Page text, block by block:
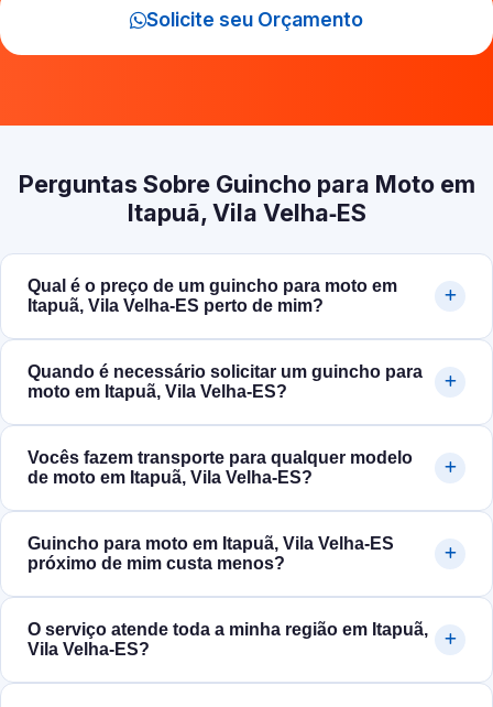
Solicite seu Orçamento
Perguntas Sobre Guincho para Moto em
Itapuã, Vila Velha‑ES
Qual é o preço de um guincho para moto em
Itapuã, Vila Velha‑ES perto de mim?
Quando é necessário solicitar um guincho para
moto em Itapuã, Vila Velha‑ES?
Vocês fazem transporte para qualquer modelo
de moto em Itapuã, Vila Velha‑ES?
Guincho para moto em Itapuã, Vila Velha‑ES
próximo de mim custa menos?
O serviço atende toda a minha região em Itapuã,
Vila Velha‑ES?